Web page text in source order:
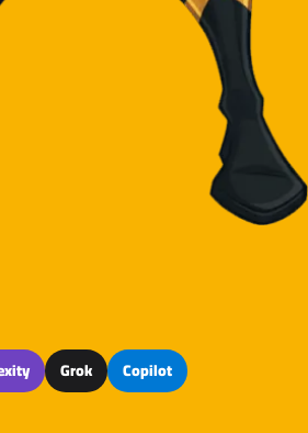
Grok Copilot